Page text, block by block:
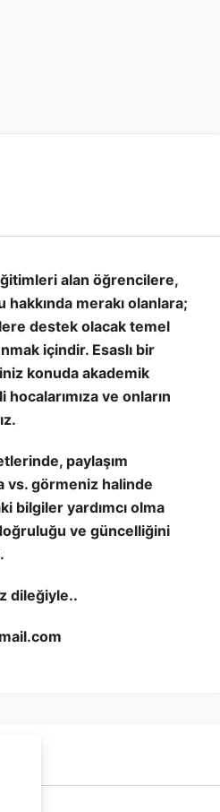
alan öğrencilere,
hakkında merakı olanlara;
destek olacak temel
içindir. Esaslı bir
konuda akademik
hocalarımıza ve onların
paylaşım
vs. görmeniz halinde
bilgiler yardımcı olma
ve güncelliğini
dileğiyle..